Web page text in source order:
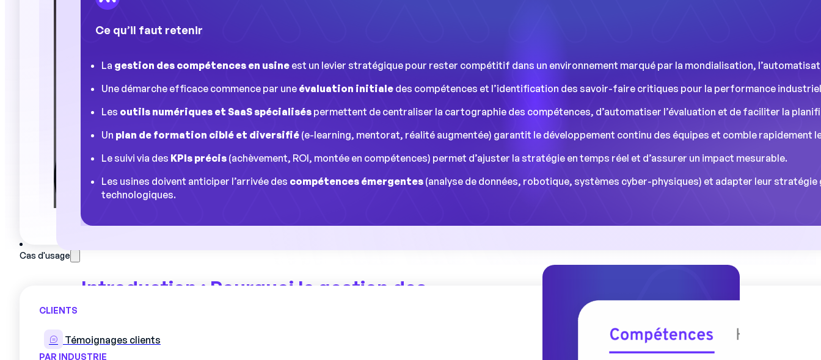
Cas d'usage
CLIENTS
Témoignages clients
PAR INDUSTRIE
Ce qu’il faut retenir
La gestion des compétences en usine est un levier stratégique pour rester compétitif dans un environnement marqué par la mondialisation,
Une démarche efficace commence par une évaluation initiale des compétences et l’identification des savoir-faire critiques pour la performance
Les outils numériques et SaaS spécialisés permettent de centraliser la cartographie des compétences, d’automatiser l’évaluation et de faciliter la
Un plan de formation ciblé et diversifié (e-learning, mentorat, réalité augmentée) garantit le développement continu des équipes et comble rapidement
Le suivi via des KPIs précis (achèvement, ROI, montée en compétences) permet d’ajuster la stratégie en temps réel et d’assurer un impact mesurable.
Les usines doivent anticiper l’arrivée des compétences émergentes (analyse de données, robotique, systèmes cyber-physiques) et adapter leur stratégie
technologiques.
Introduction : Pourquoi la gestion des
moderne ?